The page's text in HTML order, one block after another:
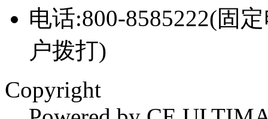
电话:800-8585222(固
户拨打)
Copyright